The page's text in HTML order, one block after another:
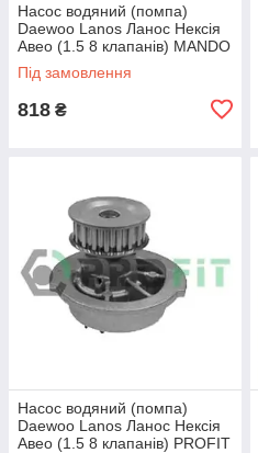
Насос водяний (помпа)
Daewoo Lanos Ланос Нексія
Авео (1.5 8 клапанів) MANDO
Під замовлення
818 ₴
Насос водяний (помпа)
Daewoo Lanos Ланос Нексія
Авео (1.5 8 клапанів) PROFIT